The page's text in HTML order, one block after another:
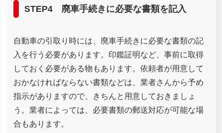
STEP4 廃車手続きに必要な書類を記入
自動車の引取り時には、廃車手続きに必要な書類の記
入を行う必要があります。印鑑証明など、事前に取得
しておく必要がある物もあります。依頼者が用意して
おかなければならない書類などは、業者さんから予め
指示がありますので、きちんと用意しておきましょ
う。業者によっては、必要書類の郵送対応が可能な場
合もあります。